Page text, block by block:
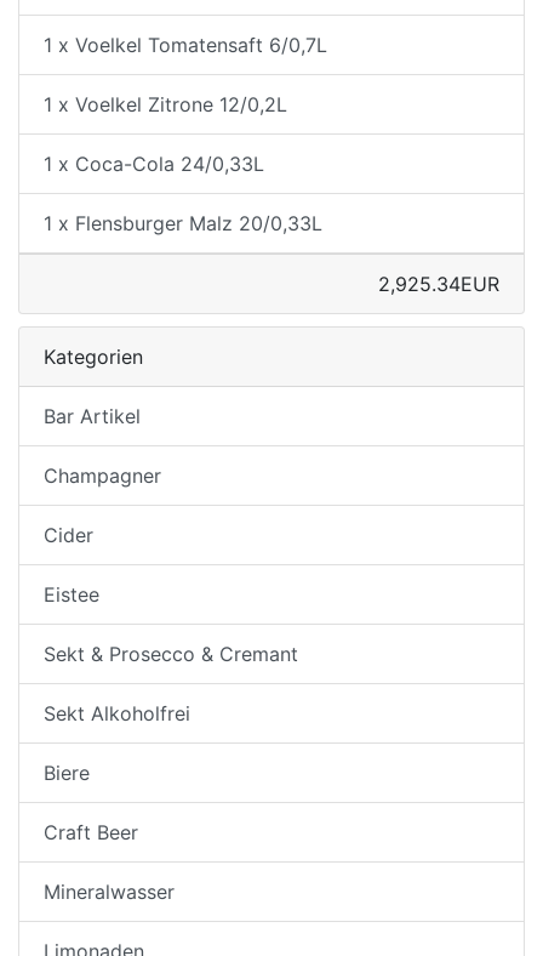
1 x Voelkel Tomatensaft 6/0,7L
1 x Voelkel Zitrone 12/0,2L
1 x Coca-Cola 24/0,33L
1 x Flensburger Malz 20/0,33L
2,925.34EUR
Kategorien
Bar Artikel
Champagner
Cider
Eistee
Sekt & Prosecco & Cremant
Sekt Alkoholfrei
Biere
Craft Beer
Mineralwasser
Limonaden